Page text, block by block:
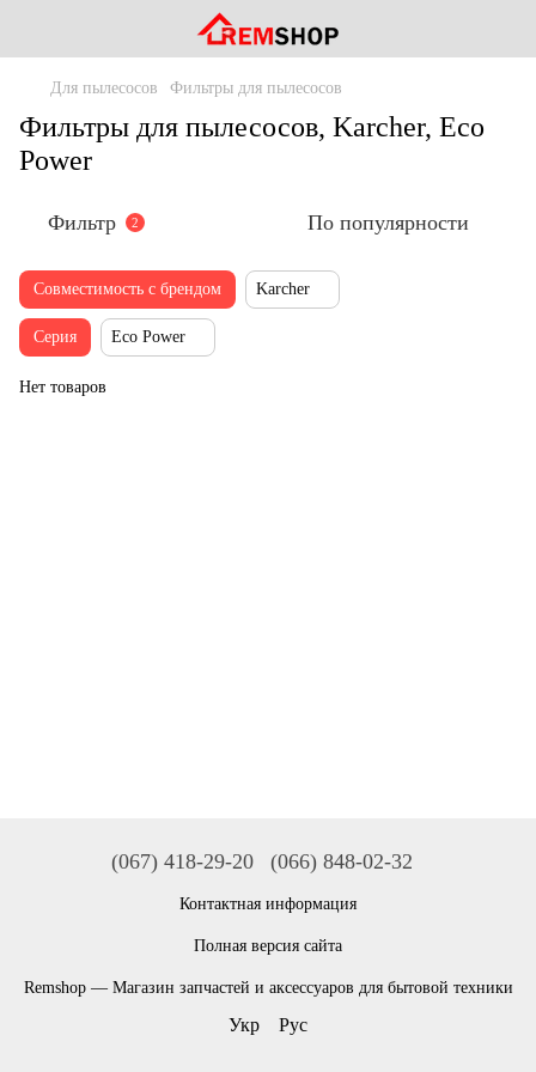
Для пылесосов Фильтры для пылесосов
Фильтры для пылесосов, Karcher, Eco
Power
Фильтр 2 По популярности
Совместимость с брендом Karcher
Серия Eco Power
Нет товаров
(067) 418-29-20 (066) 848-02-32
Контактная информация
Полная версия сайта
Remshop — Магазин запчастей и аксессуаров для бытовой техники
Укр Рус